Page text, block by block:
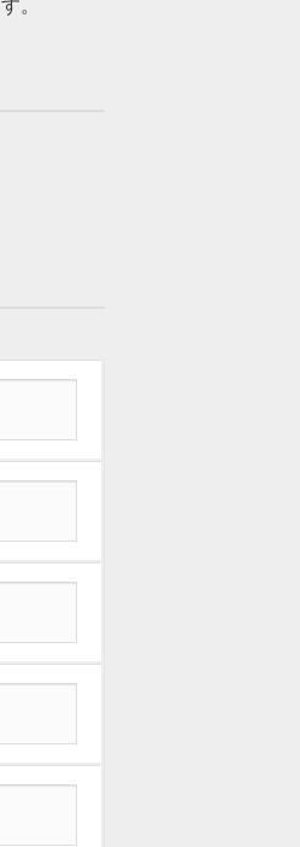
。